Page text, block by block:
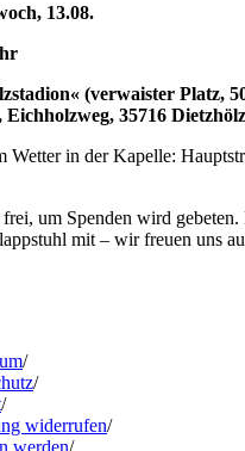
13.08.
(verwaister Platz,
Eichholzweg, 35716
Wetter in der Kapelle:
um Spenden wird gebeten.
mit – wir freuen uns
/
/
/
widerrufen/
werden/